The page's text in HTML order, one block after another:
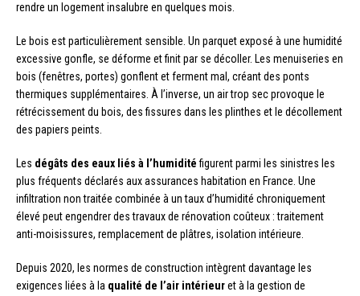
rendre un logement insalubre en quelques mois.
Le bois est particulièrement sensible. Un parquet exposé à une humidité
excessive gonfle, se déforme et finit par se décoller. Les menuiseries en
bois (fenêtres, portes) gonflent et ferment mal, créant des ponts
thermiques supplémentaires. À l’inverse, un air trop sec provoque le
rétrécissement du bois, des fissures dans les plinthes et le décollement
des papiers peints.
Les dégâts des eaux liés à l’humiditéfigurent parmi les sinistres les
plus fréquents déclarés aux assurances habitation en France. Une
infiltration non traitée combinée à un taux d’humidité chroniquement
élevé peut engendrer des travaux de rénovation coûteux : traitement
anti-moisissures, remplacement de plâtres, isolation intérieure.
Depuis 2020, les normes de construction intègrent davantage les
exigences liées à la qualité de l’air intérieuret à la gestion de